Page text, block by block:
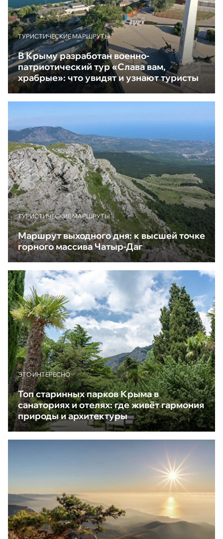
ТУРИСТИЧЕСКИЕ МАРШРУТЫ
В Крыму разработан военно-
патриотический тур «Слава вам,
храбрые»: что увидят и узнают туристы
ТУРИСТИЧЕСКИЕ МАРШРУТЫ
Маршрут выходного дня: к высшей точке
горного массива Чатыр-Даг
ЭТО ИНТЕРЕСНО
Топ старинных парков Крыма в
санаториях и отелях: где живёт гармония
природы и архитектуры